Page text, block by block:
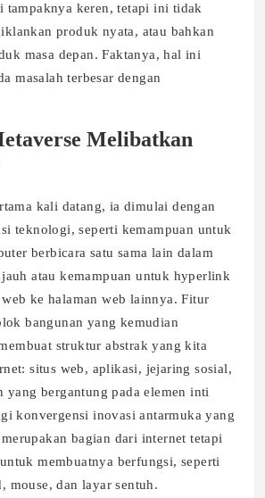
tampaknya keren, tetapi ini tidak
produk nyata, atau bahkan
masa depan. Faktanya, hal ini
masalah terbesar dengan
Melibatkan
kali datang, ia dimulai dengan
teknologi, seperti kemampuan untuk
berbicara satu sama lain dalam
atau kemampuan untuk hyperlink
ke halaman web lainnya. Fitur
bangunan yang kemudian
struktur abstrak yang kita
situs web, aplikasi, jejaring sosial,
yang bergantung pada elemen inti
konvergensi inovasi antarmuka yang
bagian dari internet tetapi
membuatnya berfungsi, seperti
mouse, dan layar sentuh.